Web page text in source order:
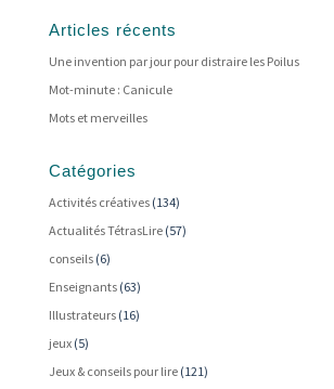
Articles récents
Une invention par jour pour distraire les Poilus
Mot-minute : Canicule
Mots et merveilles
Catégories
Activités créatives(134)
Actualités TétrasLire(57)
conseils(6)
Enseignants(63)
Illustrateurs(16)
jeux(5)
Jeux & conseils pour lire(121)